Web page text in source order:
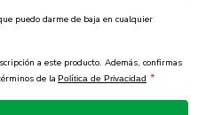
puedo darme de baja en cualquier
a este producto. Además, confirmas
de la Política de Privacidad *